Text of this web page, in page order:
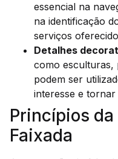
essencial na
na identificação
serviços
Detalhes
como esculturas,
podem ser
interesse e tornar
Princípios
Faixada